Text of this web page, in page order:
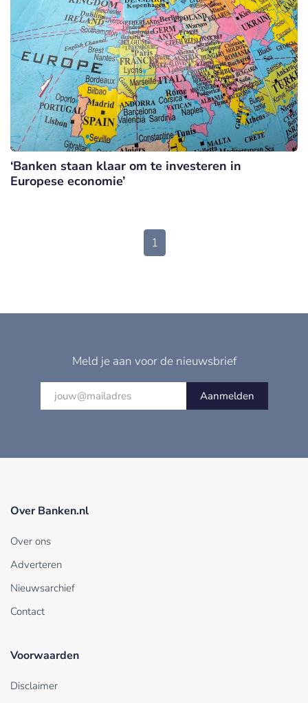
‘Banken staan klaar om te investeren in
Europese economie’
1
Meld je aan voor de nieuwsbrief
Aanmelden
Over Banken.nl
Over ons
Adverteren
Nieuwsarchief
Contact
Voorwaarden
Disclaimer